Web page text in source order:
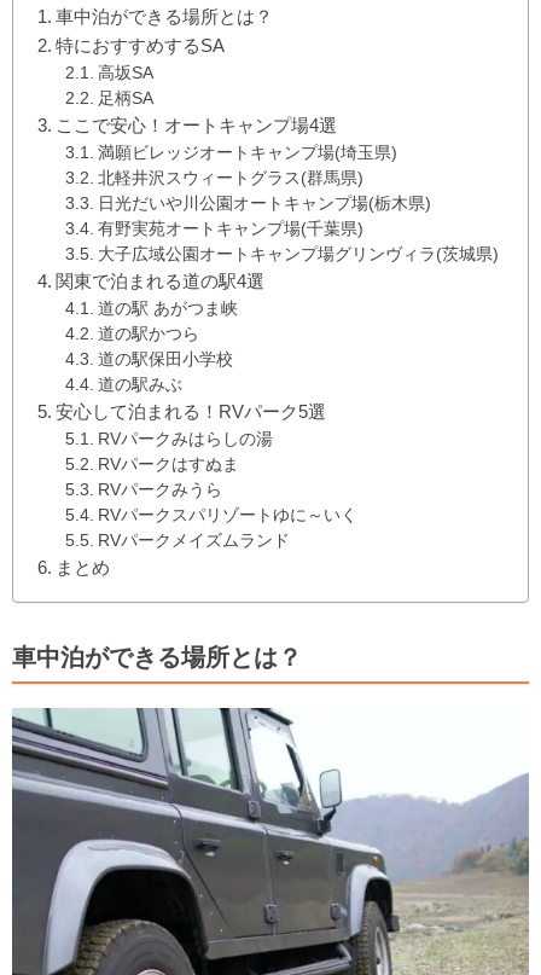
車中泊ができる場所とは？
特におすすめするSA
高坂SA
足柄SA
ここで安心！オートキャンプ場4選
満願ビレッジオートキャンプ場(埼玉県)
北軽井沢スウィートグラス(群馬県)
日光だいや川公園オートキャンプ場(栃木県)
有野実苑オートキャンプ場(千葉県)
大子広域公園オートキャンプ場グリンヴィラ(茨城県)
関東で泊まれる道の駅4選
道の駅 あがつま峡
道の駅かつら
道の駅保田小学校
道の駅みぶ
安心して泊まれる！RVパーク5選
RVパークみはらしの湯
RVパークはすぬま
RVパークみうら
RVパークスパリゾートゆに～いく
RVパークメイズムランド
まとめ
車中泊ができる場所とは？